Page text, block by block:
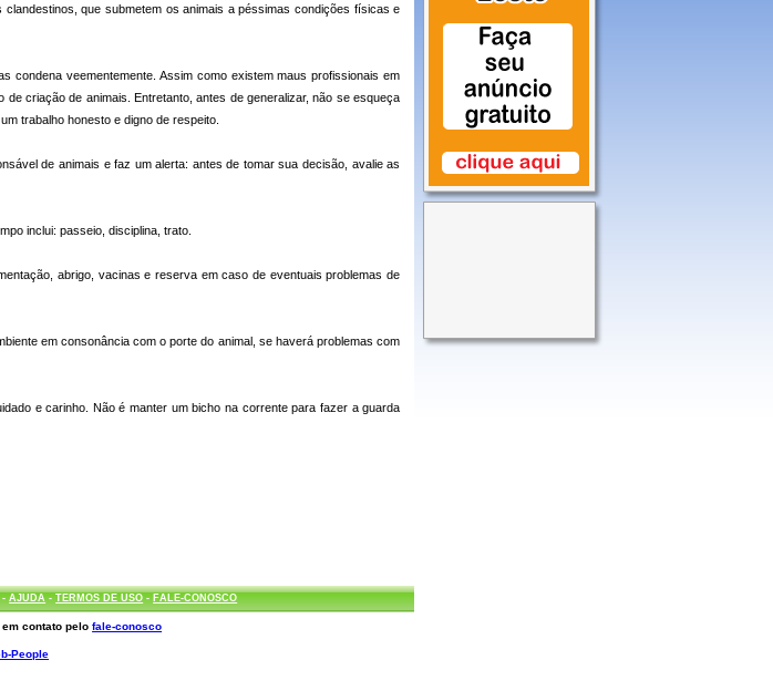
que submetem os animais a péssimas condições físicas e
condena veementemente. Assim como existem maus profissionais em
criação de animais. Entretanto, antes de generalizar, não se esqueça
trabalho honesto e digno de respeito.
de animais e faz um alerta: antes de tomar sua decisão, avalie as
inclui: passeio, disciplina, trato.
abrigo, vacinas e reserva em caso de eventuais problemas de
em consonância com o porte do animal, se haverá problemas com
e carinho. Não é manter um bicho na corrente para fazer a guarda
-AJUDA-TERMOS DE USO- FALE-CONOSCO
em contato pelofale-conosco
People